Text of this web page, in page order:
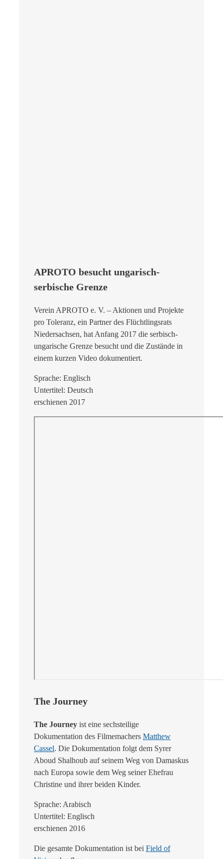
APROTO besucht ungarisch-
serbische Grenze
Verein APROTO e. V. – Aktionen und Projekte
pro Toleranz, ein Partner des Flüchtlingsrats
Niedersachsen, hat Anfang 2017 die serbisch-
ungarische Grenze besucht und die Zustände in
einem kurzen Video dokumentiert.
Sprache: Englisch
Untertitel: Deutsch
erschienen 2017
The Journey
The Journey ist eine sechsteilige
Dokumentation des Filmemachers Matthew
Cassel. Die Dokumentation folgt dem Syrer
Aboud Shalhoub auf seinem Weg von Damaskus
nach Europa sowie dem Weg seiner Ehefrau
Christine und ihrer beiden Kinder.
Sprache: Arabisch
Untertitel: Englisch
erschienen 2016
Die gesamte Dokumentation ist bei Field of